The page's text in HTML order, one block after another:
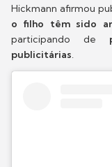
Hickmann afirmou
o filho têm sido
participando de
publicitárias.